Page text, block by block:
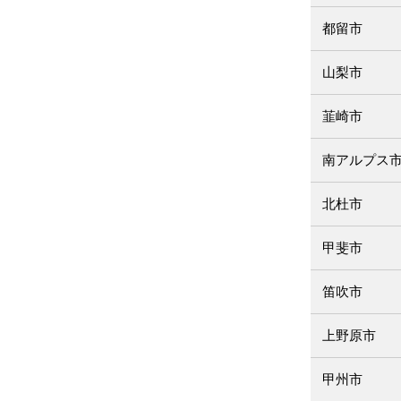
都留市
山梨市
韮崎市
南アルプス
北杜市
甲斐市
笛吹市
上野原市
甲州市